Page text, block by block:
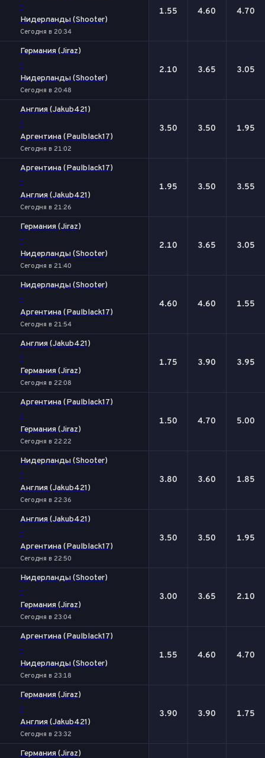
-
Нидерланды (Shooter)
Сегодня в 20:34
1.55 4.60 4.70
Германия (Jiraz)
-
Нидерланды (Shooter)
Сегодня в 20:48
2.10 3.65 3.05
Англия (Jakub421)
-
Аргентина (Paulblack17)
Сегодня в 21:02
3.50 3.50 1.95
Аргентина (Paulblack17)
-
Англия (Jakub421)
Сегодня в 21:26
1.95 3.50 3.55
Германия (Jiraz)
-
Нидерланды (Shooter)
Сегодня в 21:40
2.10 3.65 3.05
Нидерланды (Shooter)
-
Аргентина (Paulblack17)
Сегодня в 21:54
4.60 4.60 1.55
Англия (Jakub421)
-
Германия (Jiraz)
Сегодня в 22:08
1.75 3.90 3.95
Аргентина (Paulblack17)
-
Германия (Jiraz)
Сегодня в 22:22
1.50 4.70 5.00
Нидерланды (Shooter)
-
Англия (Jakub421)
Сегодня в 22:36
3.80 3.60 1.85
Англия (Jakub421)
-
Аргентина (Paulblack17)
Сегодня в 22:50
3.50 3.50 1.95
Нидерланды (Shooter)
-
Германия (Jiraz)
Сегодня в 23:04
3.00 3.65 2.10
Аргентина (Paulblack17)
-
Нидерланды (Shooter)
Сегодня в 23:18
1.55 4.60 4.70
Германия (Jiraz)
-
Англия (Jakub421)
Сегодня в 23:32
3.90 3.90 1.75
Германия (Jiraz)